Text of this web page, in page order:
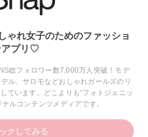
ゃれ女子のためのファッショ
アプリ♡
総フォロワー数7,000万人突破！モデ
ル、サロモなどおしゃれガールズのリ
ています。どこよりも“フォトジェニッ
ルコンテンツメディアです。
クしてみる